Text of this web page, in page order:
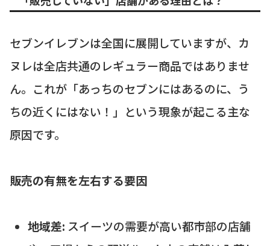
セブンイレブンは全国に展開していますが、カ
ヌレは全店共通のレギュラー商品ではありませ
ん。これが「あっちのセブンにはあるのに、う
ちの近くにはない！」という現象が起こる主な
原因です。
販売の有無を左右する要因
地域差: スイーツの需要が高い都市部の店舗